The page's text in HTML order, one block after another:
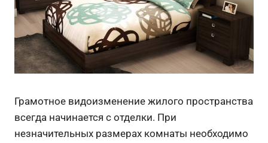
Грамотное видоизменение жилого пространства
всегда начинается с отделки. При
незначительных размерах комнаты необходимо